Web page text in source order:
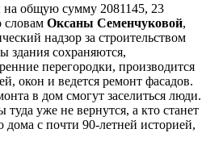
общую сумму 2081145, 23
словам Оксаны Семенчуковой,
надзор за строительством
здания сохраняются,
перегородки, производится
окон и ведется ремонт фасадов.
в дом смогут заселиться люди.
уже не вернутся, а кто станет
с почти 90-летней историей,